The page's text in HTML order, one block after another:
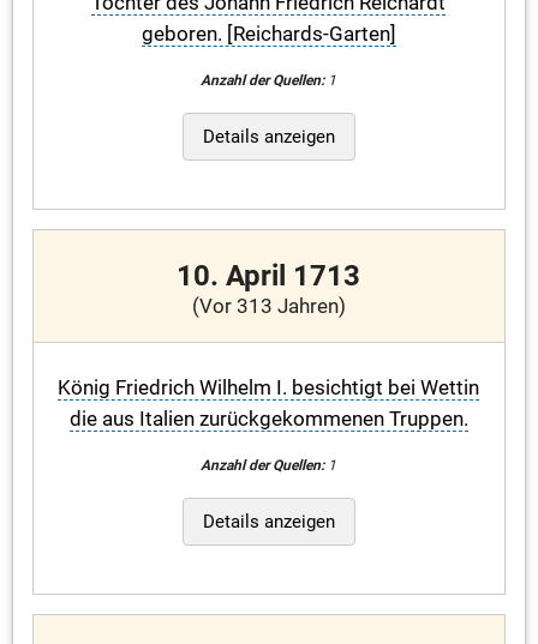
geboren. [Reichards-Garten]
Anzahl der Quellen:1
Details anzeigen
10. April 1713
(Vor 313 Jahren)
König Friedrich Wilhelm I. besichtigt bei Wettin
die aus Italien zurückgekommenen Truppen.
Anzahl der Quellen:1
Details anzeigen